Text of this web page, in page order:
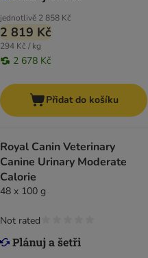
jednotlivě 2 858 Kč
2 819 Kč
294 Kč / kg
2 678 Kč
Přidat do košíku
Royal Canin Veterinary
Canine Urinary Moderate
Calorie
48 x 100 g
Not rated